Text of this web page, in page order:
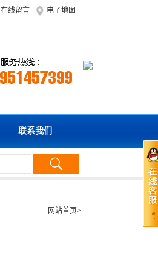
在线留言 电子地图
联系我们
网站首页>
在
手